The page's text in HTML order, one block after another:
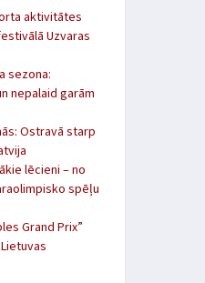
aktivitātes
Uzvaras
sezona:
nepalaid garām
Ostravā starp
lēcieni – no
spēļu
Grand Prix”